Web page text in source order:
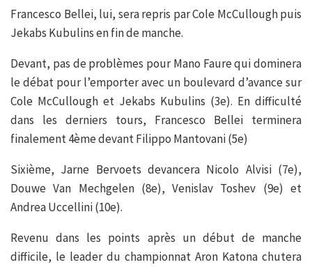
Francesco Bellei, lui, sera repris par Cole McCullough puis
Jekabs Kubulins en fin de manche.
Devant, pas de problèmes pour Mano Faure qui dominera
le débat pour l’emporter avec un boulevard d’avance sur
Cole McCullough et Jekabs Kubulins (3e). En difficulté
dans les derniers tours, Francesco Bellei terminera
finalement 4ème devant Filippo Mantovani (5e)
Sixième, Jarne Bervoets devancera Nicolo Alvisi (7e),
Douwe Van Mechgelen (8e), Venislav Toshev (9e) et
Andrea Uccellini (10e).
Revenu dans les points après un début de manche
difficile, le leader du championnat Aron Katona chutera